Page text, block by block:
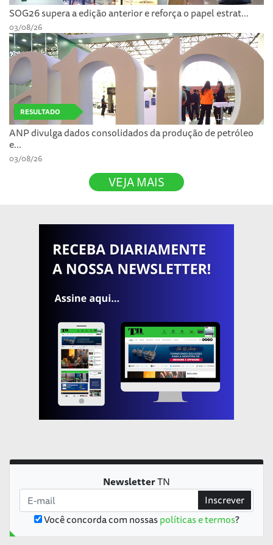
SOG26 supera a edição anterior e reforça o papel estrat...
03/08/26
RESULTADO
ANP divulga dados consolidados da produção de petróleo
e...
03/08/26
VEJA MAIS
NewsletterTN
Você concorda com nossaspolíticas e termos?
Inscrever